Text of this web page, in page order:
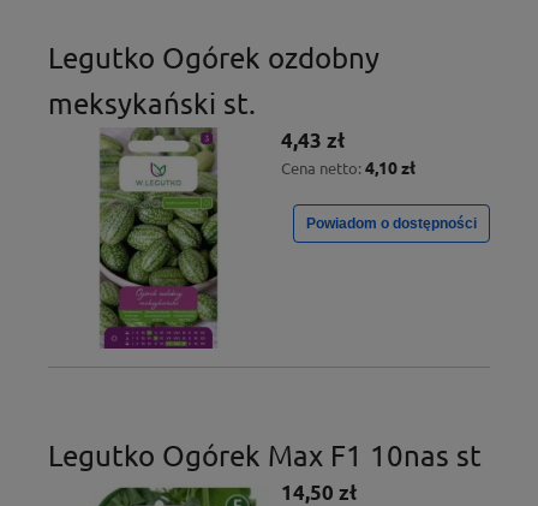
Legutko Ogórek ozdobny
meksykański st.
4,43 zł
Cena netto: 4,10 zł
Powiadom o dostępności
Legutko Ogórek Max F1 10nas st
14,50 zł